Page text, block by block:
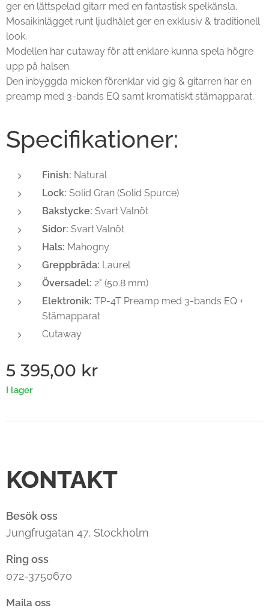
ger en lättspelad gitarr med en fantastisk spelkänsla.
Mosaikinlägget runt ljudhålet ger en exklusiv & traditionell
look.
Modellen har cutaway för att enklare kunna spela högre
upp på halsen.
Den inbyggda micken förenklar vid gig & gitarren har en
preamp med 3-bands EQ samt kromatiskt stämapparat.
Specifikationer:
Finish: Natural
Lock: Solid Gran (Solid Spurce)
Bakstycke: Svart Valnöt
Sidor: Svart Valnöt
Hals: Mahogny
Greppbräda: Laurel
Översadel: 2" (50.8 mm)
Elektronik: TP-4T Preamp med 3-bands EQ +
Stämapparat
Cutaway
5 395,00 kr
I lager
KONTAKT
Besök oss
Jungfrugatan 47, Stockholm
Ring oss
072-3750670
Maila oss